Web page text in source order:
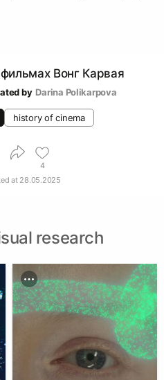
Вонг Карвая
by Darina Polikarpova
history of cinema
4
at 28.05.2025
research